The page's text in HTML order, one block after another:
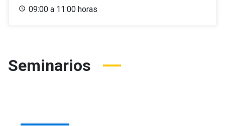
09:00 a 11:00 horas
Seminarios